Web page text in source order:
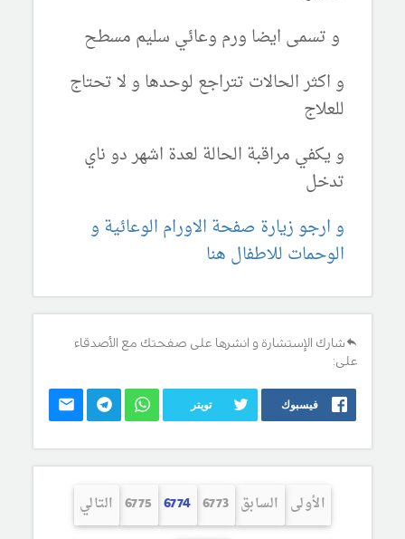
و تسمى ايضا ورم وعائي سليم مسطح
و اكثر الحالات تتراجع لوحدها و لا تحتاج
للعلاج
و يكفي مراقبة الحالة لعدة اشهر دو ناي
تدخل
و ارجو زيارة صفحة الاورام الوعائية و
الوحمات للاطفال هنا
شارك الإستشارة و انشرها على صفحتك مع الأصدقاء
على:
فيسبوك تويتر
الأولى السابق 6773
6774
6775 التالي